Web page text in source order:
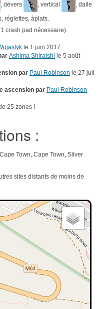
, dévers , vertical
, dalle
réglettes, àplats.
crash pad nécessaire).
le 1 juin 2017.
Ashima Shiraishi le 5 août
par Paul Robinson le 27 juil
ascension par Paul Robinson
25 zones !
:
Town, Cape Town, Silver
sites distants de moins de